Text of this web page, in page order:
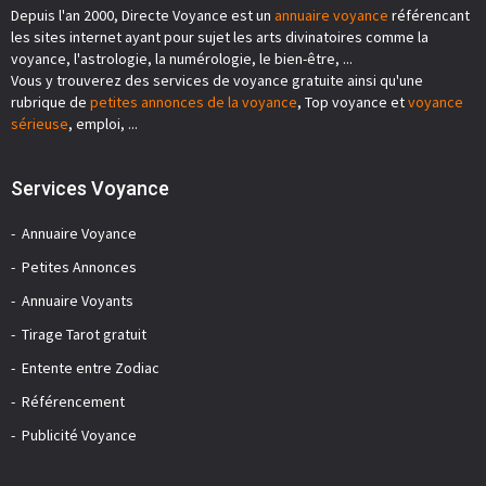
Depuis l'an 2000, Directe Voyance est un annuaire voyance référencant
les sites internet ayant pour sujet les arts divinatoires comme la
voyance, l'astrologie, la numérologie, le bien-être, ...
Vous y trouverez des services de voyance gratuite ainsi qu'une
rubrique de petites annonces de la voyance, Top voyance etvoyance
sérieuse, emploi, ...
Services Voyance
Annuaire Voyance
Petites Annonces
Annuaire Voyants
Tirage Tarot gratuit
Entente entre Zodiac
Référencement
Publicité Voyance